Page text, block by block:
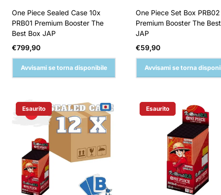
One Piece Sealed Case 10x
PRB01 Premium Booster The
Best Box JAP
Prezzo
normale
€799,90
Avvisami se torna disponibile
One Piece Set Box PRB02
Premium Booster The
JAP
Prezzo
normale
€59,90
Avvisami se torna
Etichetta Del Prodotto:
Esaurito Etichetta Del Prodotto:
Esaurito